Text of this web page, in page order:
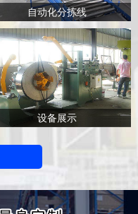
自动化分拣线
设备展示